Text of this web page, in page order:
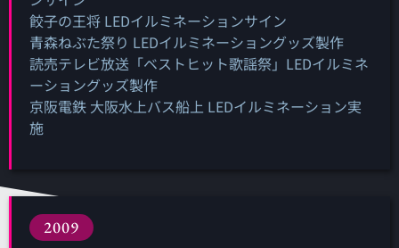
餃子の王将 LEDイルミネーションサイン
青森ねぶた祭り LEDイルミネーショングッズ製作
読売テレビ放送「ベストヒット歌謡祭」LEDイルミネ
ーショングッズ製作
京阪電鉄 大阪水上バス船上 LEDイルミネーション実
施
2009